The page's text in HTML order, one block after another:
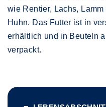
wie Rentier, Lachs,
Huhn. Das Futter ist in
erhältlich und in Beuteln
verpackt.